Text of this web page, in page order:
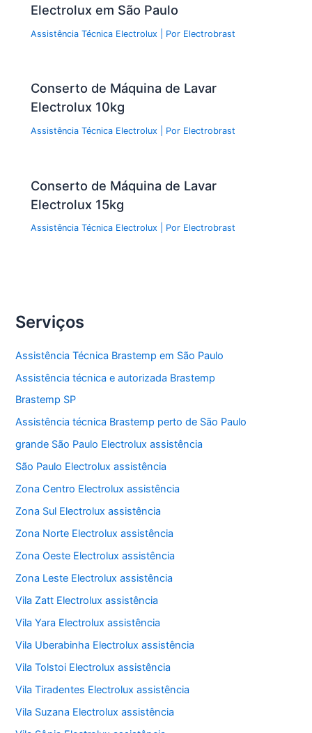
Electrolux em São Paulo
Assistência Técnica Electrolux | Por Electrobrast
Conserto de Máquina de Lavar
Electrolux 10kg
Assistência Técnica Electrolux | Por Electrobrast
Conserto de Máquina de Lavar
Electrolux 15kg
Assistência Técnica Electrolux | Por Electrobrast
Serviços
Assistência Técnica Brastemp em São Paulo
Assistência técnica e autorizada Brastemp
Brastemp SP
Assistência técnica Brastemp perto de São Paulo
grande São Paulo Electrolux assistência
São Paulo Electrolux assistência
Zona Centro Electrolux assistência
Zona Sul Electrolux assistência
Zona Norte Electrolux assistência
Zona Oeste Electrolux assistência
Zona Leste Electrolux assistência
Vila Zatt Electrolux assistência
Vila Yara Electrolux assistência
Vila Uberabinha Electrolux assistência
Vila Tolstoi Electrolux assistência
Vila Tiradentes Electrolux assistência
Vila Suzana Electrolux assistência